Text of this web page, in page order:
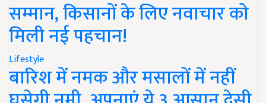
सम्मान, किसानों के लिए नवाचार को
मिली नई पहचान!
Lifestyle
बारिश में नमक और मसालों में नहीं